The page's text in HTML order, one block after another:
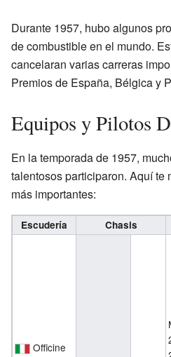
Durante 1957, hubo algunos
de combustible en el mundo.
cancelaran varias carreras
Premios de España, Bélgica y
Equipos y Pilotos
En la temporada de 1957,
talentosos participaron. Aquí te
más importantes:
Escudería Chasis
Officine